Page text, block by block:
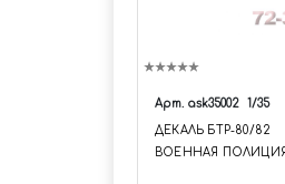
Арт. ask35002 1/35
ДЕКАЛЬ БТР-80/82
ВОЕННАЯ